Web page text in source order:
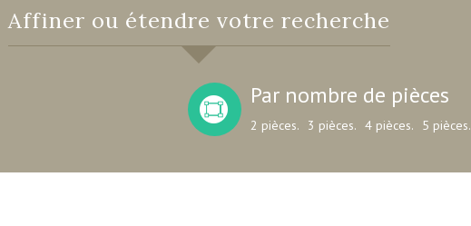
Affiner ou étendre votre recherche
Par nombre de pièces
2 pièces. 3 pièces. 4 pièces. 5 pièces.